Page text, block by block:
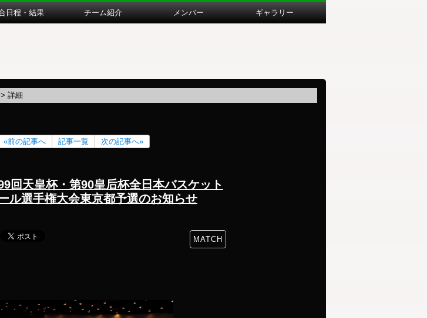
日程・結果 チーム紹介 メンバー ギャラリー
> 詳細
«前の記事へ 記事一覧 次の記事へ»
回天皇杯・第90皇后杯全日本バスケット
ル選手権大会東京都予選のお知らせ
MATCH